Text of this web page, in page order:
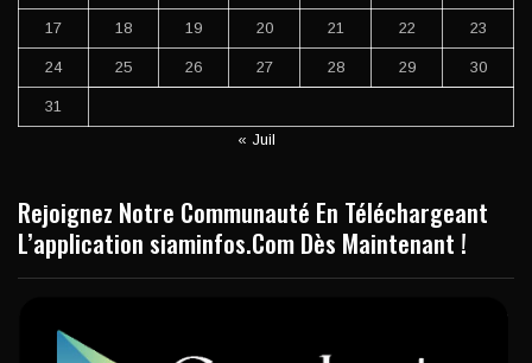
17 18 19 20 21 22 23
24 25 26 27 28 29 30
31
« Juil
Rejoignez Notre Communauté En Téléchargeant
L’application siaminfos.Com Dès Maintenant !